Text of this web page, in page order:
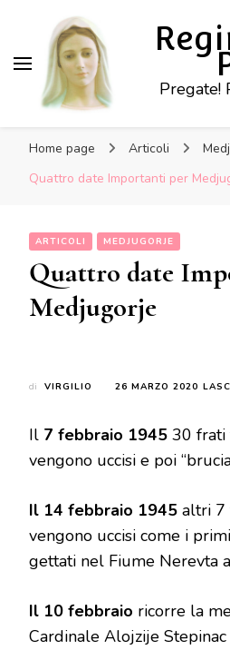
Pregate!
Home page Articoli
Quattro date Importanti per
ARTICOLI MEDJUGORJE
Quattro date
Medjugorje
di VIRGILIO 26 MARZO 2020
Il 7 febbraio 1945 30 frati
vengono uccisi e poi
Il 14 febbraio 1945 altri 7
vengono uccisi come i
gettati nel Fiume Nerevta
Il 10 febbraio ricorre la
Cardinale Alojzije